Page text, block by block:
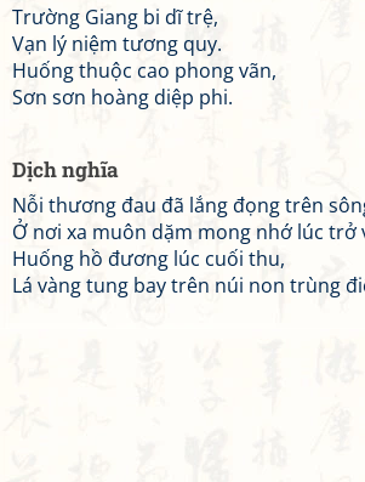
Trường Giang bi dĩ trệ,
Vạn lý niệm tương quy.
Huống thuộc cao phong vãn,
Sơn sơn hoàng diệp phi.
Dịch nghĩa
Nỗi thương đau đã lắng đọng trên
Ở nơi xa muôn dặm mong nhớ lúc trở
Huống hồ đương lúc cuối thu,
Lá vàng tung bay trên núi non trùng